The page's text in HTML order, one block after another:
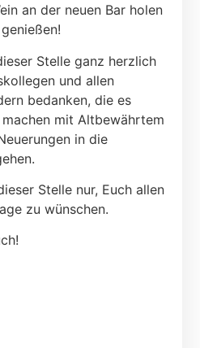
an der neuen Bar holen
Stelle ganz herzlich
und allen
bedanken, die es
mit Altbewährtem
in die
Stelle nur, Euch allen
zu wünschen.